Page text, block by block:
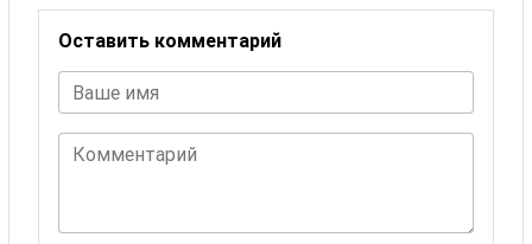
Оставить комментарий
Ваше имя
Комментарий